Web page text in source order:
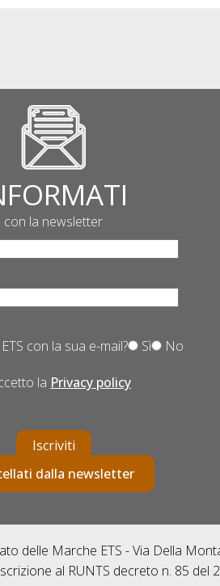
con la newsletter
con la sua e-mail? Sì No
la Privacy policy
Iscriviti
dalla newsletter
delle Marche ETS - Via Della
al RUNTS decreto n. 85 del